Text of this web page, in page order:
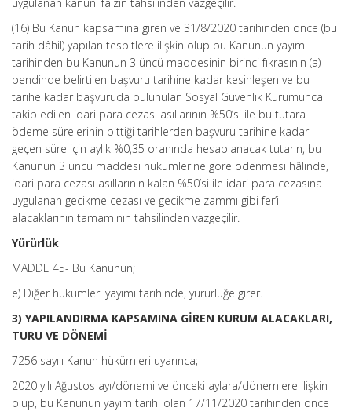
(16) Bu Kanun kapsamına giren ve 31/8/2020 tarihinden önce (bu
tarih dâhil) yapılan tespitlere ilişkin olup bu Kanunun yayımı
tarihinden bu Kanunun 3 üncü maddesinin birinci fıkrasının (a)
bendinde belirtilen başvuru tarihine kadar kesinleşen ve bu
tarihe kadar başvuruda bulunulan Sosyal Güvenlik Kurumunca
takip edilen idari para cezası asıllarının %50’si ile bu tutara
ödeme sürelerinin bittiği tarihlerden başvuru tarihine kadar
geçen süre için aylık %0,35 oranında hesaplanacak tutarın, bu
Kanunun 3 üncü maddesi hükümlerine göre ödenmesi hâlinde,
idari para cezası asıllarının kalan %50’si ile idari para cezasına
uygulanan gecikme cezası ve gecikme zammı gibi fer’i
alacaklarının tamamının tahsilinden vazgeçilir.
Yürürlük
MADDE 45- Bu Kanunun;
e) Diğer hükümleri yayımı tarihinde, yürürlüğe girer.
3) YAPILANDIRMA KAPSAMINA GİREN KURUM ALACAKLARI,
TURU VE DÖNEMİ
7256 sayılı Kanun hükümleri uyarınca;
2020 yılı Ağustos ayı/dönemi ve önceki aylara/dönemlere ilişkin
olup, bu Kanunun yayım tarihi olan 17/11/2020 tarihinden önce